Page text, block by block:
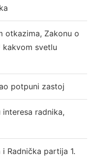
otkazima, Zakonu o
kakvom svetlu
potpuni zastoj
radnika,
Radnička partija 1.